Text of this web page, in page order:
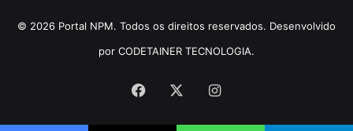
© 2026 Portal NPM. Todos os direitos reservados. Desenvolvido
por CODETAINER TECNOLOGIA.
Facebook Instagram